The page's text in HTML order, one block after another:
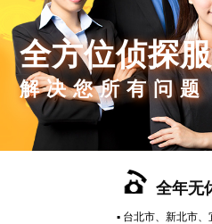
全方位侦探
解决您所有问题
全年无
▪ 台北市、新北市、